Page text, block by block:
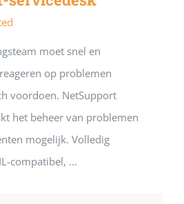
moet snel en
op problemen
voordoen. NetSupport
het beheer van problemen
mogelijk. Volledig
compatibel, ...